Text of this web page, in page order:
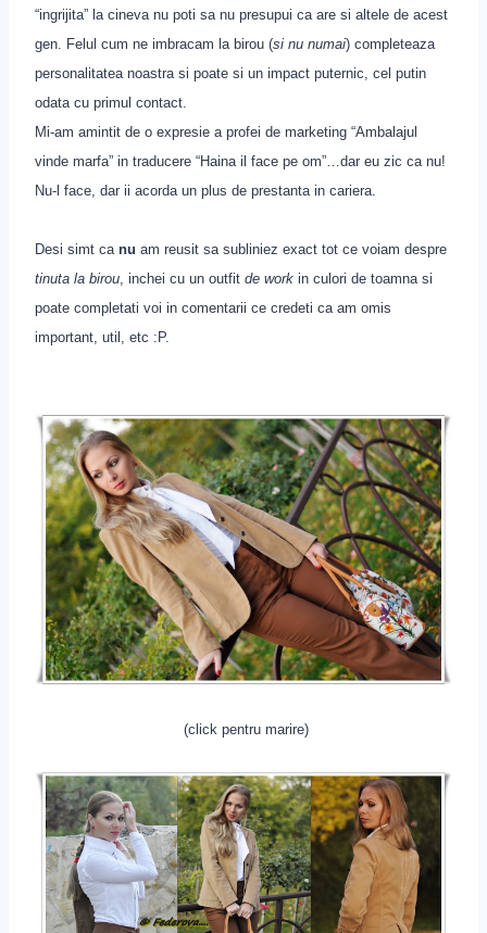
“ingrijita” la cineva nu poti sa nu presupui ca are si altele de acest
gen. Felul cum ne imbracam la birou (si nu numai) completeaza
personalitatea noastra si poate si un impact puternic, cel putin
odata cu primul contact.
Mi-am amintit de o expresie a profei de marketing “Ambalajul
vinde marfa” in traducere “Haina il face pe om”…dar eu zic ca nu!
Nu-l face, dar ii acorda un plus de prestanta in cariera.
Desi simt ca nu am reusit sa subliniez exact tot ce voiam despre
tinuta la birou , inchei cu un outfit de work in culori de toamna si
poate completati voi in comentarii ce credeti ca am omis
important, util, etc :P.
(click pentru marire)